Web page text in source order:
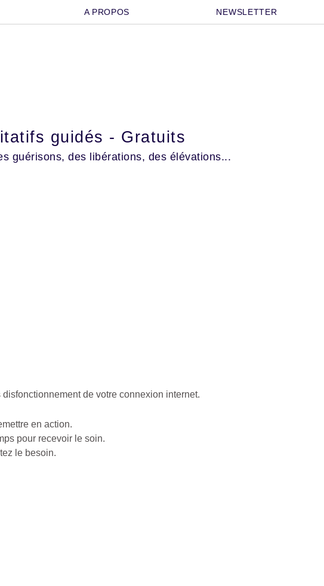
A PROPOS NEWSLETTER
guidés - Gratuits
guérisons, des libérations, des élévations...
de votre connexion internet.
en action.
pour recevoir le soin.
le besoin.